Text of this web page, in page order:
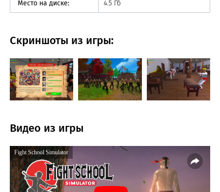
Место на диске: 4.5 Гб
Скриншоты из игры:
Видео из игры
Fight School Simulator